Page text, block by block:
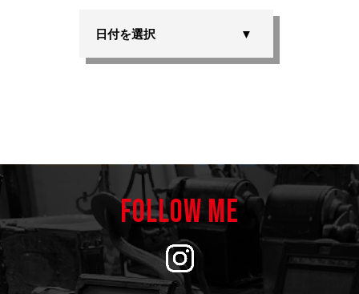
日付を選択
FOLLOW ME